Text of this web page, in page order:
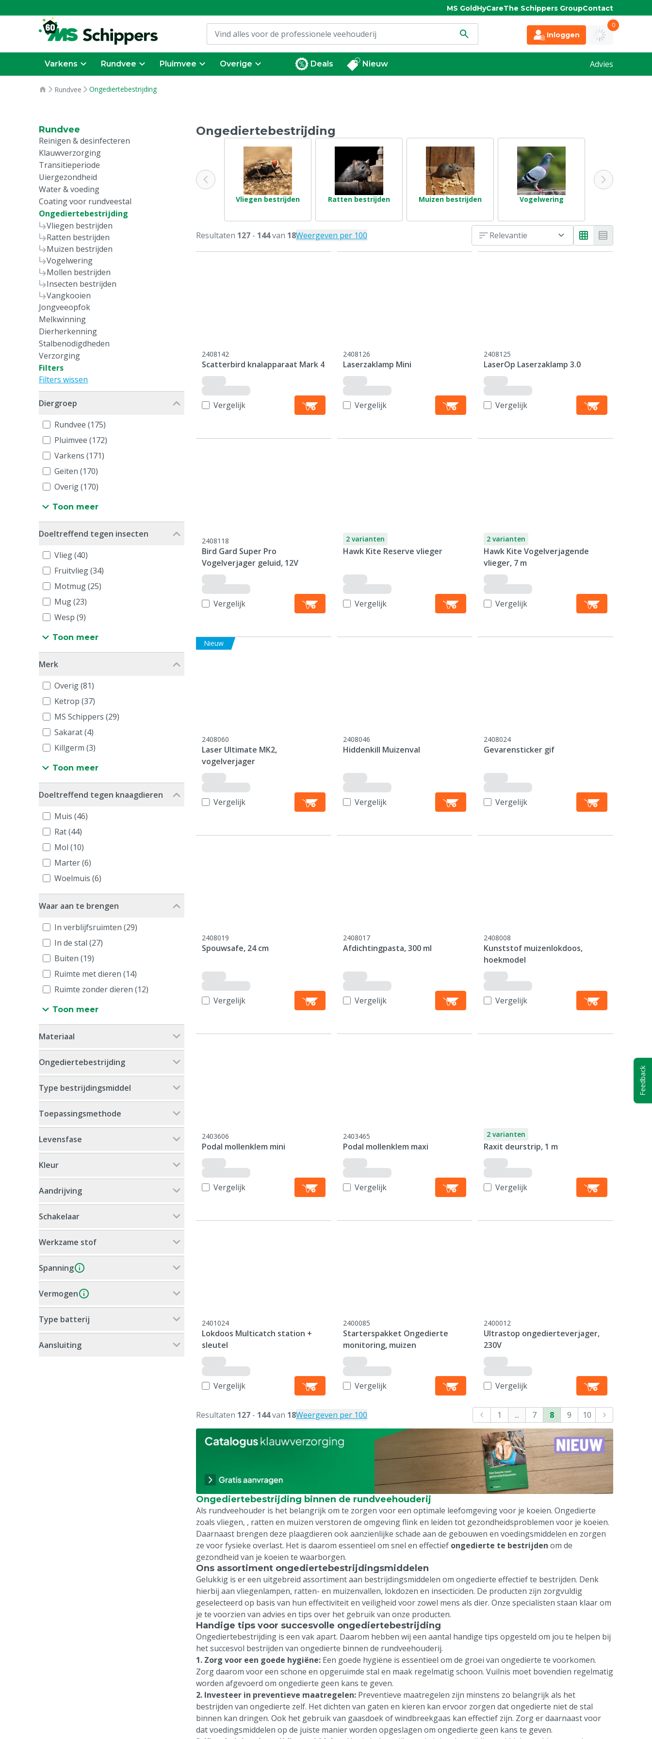
MS GoldHyCareThe Schippers GroupContact
Inloggen
0
Varkens Rundvee Pluimvee Overige Deals Nieuw Advies
Rundvee Ongediertebestrijding
Rundvee
Reinigen & desinfecteren
Klauwverzorging
Transitieperiode
Uiergezondheid
Water & voeding
Coating voor rundveestal
Ongediertebestrijding
Vliegen bestrijden
Ratten bestrijden
Muizen bestrijden
Vogelwering
Mollen bestrijden
Insecten bestrijden
Vangkooien
Jongveeopfok
Melkwinning
Dierherkenning
Stalbenodigdheden
Verzorging
Filters
Filters wissen
Diergroep
Rundvee (175)
Pluimvee (172)
Varkens (171)
Geiten (170)
Overig (170)
Toon meer
Doeltreffend tegen insecten
Vlieg (40)
Fruitvlieg (34)
Motmug (25)
Mug (23)
Wesp (9)
Toon meer
Merk
Overig (81)
Ketrop (37)
MS Schippers (29)
Sakarat (4)
Killgerm (3)
Toon meer
Doeltreffend tegen knaagdieren
Muis (46)
Rat (44)
Mol (10)
Marter (6)
Woelmuis (6)
Waar aan te brengen
In verblijfsruimten (29)
In de stal (27)
Buiten (19)
Ruimte met dieren (14)
Ruimte zonder dieren (12)
Toon meer
Materiaal
Ongediertebestrijding
Type bestrijdingsmiddel
Toepassingsmethode
Levensfase
Kleur
Aandrijving
Schakelaar
Werkzame stof
Spanning
Vermogen
Type batterij
Aansluiting
Ongediertebestrijding
Vliegen bestrijden Ratten bestrijden Muizen bestrijden Vogelwering
Resultaten 127 - 144van 18Weergeven per 100 Relevantie
2408142
Scatterbird knalapparaat Mark 4
Vergelijk
2408126
Laserzaklamp Mini
Vergelijk
2408125
LaserOp Laserzaklamp 3.0
Vergelijk
2408118
Bird Gard Super Pro
Vogelverjager geluid, 12V
Vergelijk
2 varianten
Hawk Kite Reserve vlieger
Vergelijk
2 varianten
Hawk Kite Vogelverjagende
vlieger, 7 m
Vergelijk
Nieuw
2408060
Laser Ultimate MK2,
vogelverjager
Vergelijk
2408046
Hiddenkill Muizenval
Vergelijk
2408024
Gevarensticker gif
Vergelijk
2408019
Spouwsafe, 24 cm
Vergelijk
2408017
Afdichtingpasta, 300 ml
Vergelijk
2408008
Kunststof muizenlokdoos,
hoekmodel
Vergelijk
2403606
Podal mollenklem mini
Vergelijk
2403465
Podal mollenklem maxi
Vergelijk
2 varianten
Raxit deurstrip, 1 m
Vergelijk
2401024
Lokdoos Multicatch station +
sleutel
Vergelijk
2400085
Starterspakket Ongedierte
monitoring, muizen
Vergelijk
2400012
Ultrastop ongedierteverjager,
230V
Vergelijk
Resultaten 127 - 144van 18Weergeven per 100 1 ... 7 8 9 10
Ongediertebestrijding binnen de rundveehouderij
Als rundveehouder is het belangrijk om te zorgen voor een optimale leefomgeving voor je koeien. Ongedierte
zoals vliegen, , ratten en muizen verstoren de omgeving flink en leiden tot gezondheidsproblemen voor je koeien.
Daarnaast brengen deze plaagdieren ook aanzienlijke schade aan de gebouwen en voedingsmiddelen en zorgen
ze voor fysieke overlast. Het is daarom essentieel om snel en effectief ongedierte te bestrijden om de
gezondheid van je koeien te waarborgen.
Ons assortiment ongediertebestrijdingsmiddelen
Gelukkig is er een uitgebreid assortiment aan bestrijdingsmiddelen om ongedierte effectief te bestrijden. Denk
hierbij aan vliegenlampen, ratten- en muizenvallen, lokdozen en insecticiden. De producten zijn zorgvuldig
geselecteerd op basis van hun effectiviteit en veiligheid voor zowel mens als dier. Onze specialisten staan klaar om
je te voorzien van advies en tips over het gebruik van onze producten.
Handige tips voor succesvolle ongediertebestrijding
Ongediertebestrijding is een vak apart. Daarom hebben wij een aantal handige tips opgesteld om jou te helpen bij
het succesvol bestrijden van ongedierte binnen de rundveehouderij.
1. Zorg voor een goede hygiëne: Een goede hygiëne is essentieel om de groei van ongedierte te voorkomen.
Zorg daarom voor een schone en opgeruimde stal en maak regelmatig schoon. Vuilnis moet bovendien regelmatig
worden afgevoerd om ongedierte geen kans te geven.
2. Investeer in preventieve maatregelen: Preventieve maatregelen zijn minstens zo belangrijk als het
bestrijden van ongedierte zelf. Het dichten van gaten en kieren kan ervoor zorgen dat ongedierte niet de stal
binnen kan dringen. Ook het gebruik van gaasdoek of windbreekgaas kan effectief zijn. Zorg er daarnaast voor
dat voedingsmiddelen op de juiste manier worden opgeslagen om ongedierte geen kans te geven.
Feedback